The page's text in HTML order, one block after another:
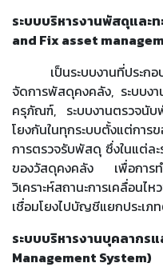
ระบบบริหารงานพัสดุและ
and Fix asset
เป็นระบบงานที่ประกอบ
จัดการพัสดุคงคลัง, ระบบง
ครุภัณฑ์, ระบบงานตรวจนับ
โยงกันในทุกระบบตั้งแต่กา
การตรวจรับพัสดุ ซึ่งในแต่ละ
ของวัสดุคงคลัง เพื่อการท
วิเคราะห์สถานะการเคลื่อนไ
เชื่อมโยงไปบัญชีแยกประเภ
ระบบบริหารงานบุคลากรแ
Management System)